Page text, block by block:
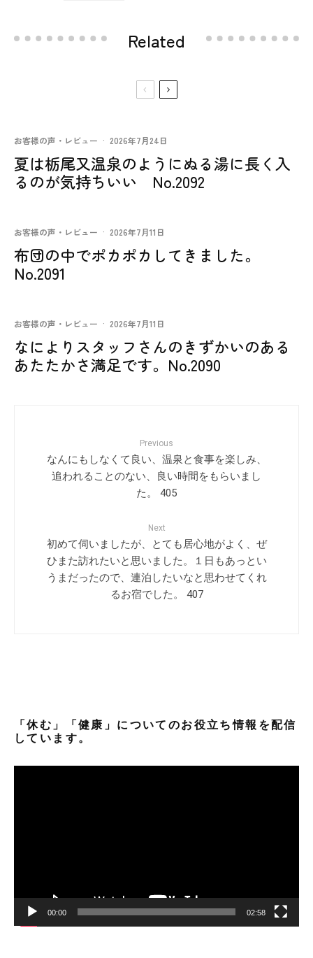
Related
お客様の声・レビュー · 2026年7月24日
夏は栃尾又温泉のようにぬる湯に長く入
るのが気持ちいい No.2092
お客様の声・レビュー · 2026年7月11日
布団の中でポカポカしてきました。
No.2091
お客様の声・レビュー · 2026年7月11日
なによりスタッフさんのきずかいのある
あたたかさ満足です。No.2090
Previous
なんにもしなくて良い、温泉と食事を楽しみ、
追われることのない、良い時間をもらいまし
た。 405
Next
初めて伺いましたが、とても居心地がよく、ぜ
ひまた訪れたいと思いました。１日もあっとい
うまだったので、連泊したいなと思わせてくれ
るお宿でした。 407
「休む」「健康」についてのお役立ち情報を配信
しています。
00:00 02:58